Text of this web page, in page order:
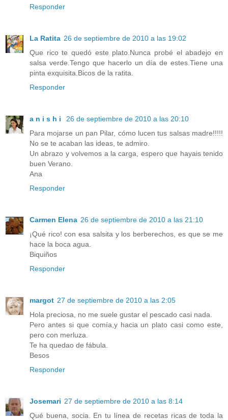
Responder
La Ratita 26 de septiembre de 2010 a las 19:02
Que rico te quedó este plato.Nunca probé el abadejo en
salsa verde.Tengo que hacerlo un día de estes.Tiene una
pinta exquisita.Bicos de la ratita.
Responder
a n i s h i
26 de septiembre de 2010 a las 20:10
Para mojarse un pan Pilar, cómo lucen tus salsas madre!!!!!
No se te acaban las ideas, te admiro.
Un abrazo y volvemos a la carga, espero que hayais tenido
buen Verano.
Ana
Responder
Carmen Elena 26 de septiembre de 2010 a las 21:10
¡Qué rico! con esa salsita y los berberechos, es que se me
hace la boca agua.
Biquiños
Responder
margot 27 de septiembre de 2010 a las 2:05
Hola preciosa, no me suele gustar el pescado casi nada.
Pero antes si que comía,y hacia un plato casi como este,
pero con merluza.
Te ha quedao de fábula.
Besos
Responder
Josemari 27 de septiembre de 2010 a las 8:14
Qué buena, socia. En tu línea de recetas ricas de toda la